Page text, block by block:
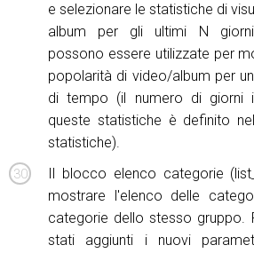
e selezionare le statistiche di
album per gli ultimi N
possono essere utilizzate per
popolarità di video/album per
di tempo (il numero di giorni
queste statistiche è definito
statistiche).
Il blocco elenco categorie
mostrare l'elenco delle
categorie dello stesso gruppo.
stati aggiunti i nuovi